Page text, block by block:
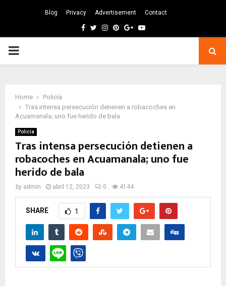
Blog Privacy Advertisement Contact
Facebook
TwitterInstagram
Pinterest
GoogleYoutube
PRIMARY
Home
Policía
Tras intensa persecución detienen a robacoches en
Acuamanala; uno fue herido de bala
Policía
Tras intensa persecución detienen a
robacoches en Acuamanala; uno fue
herido de bala
by admin abril 12, 2023 0 4144
SHARE 1